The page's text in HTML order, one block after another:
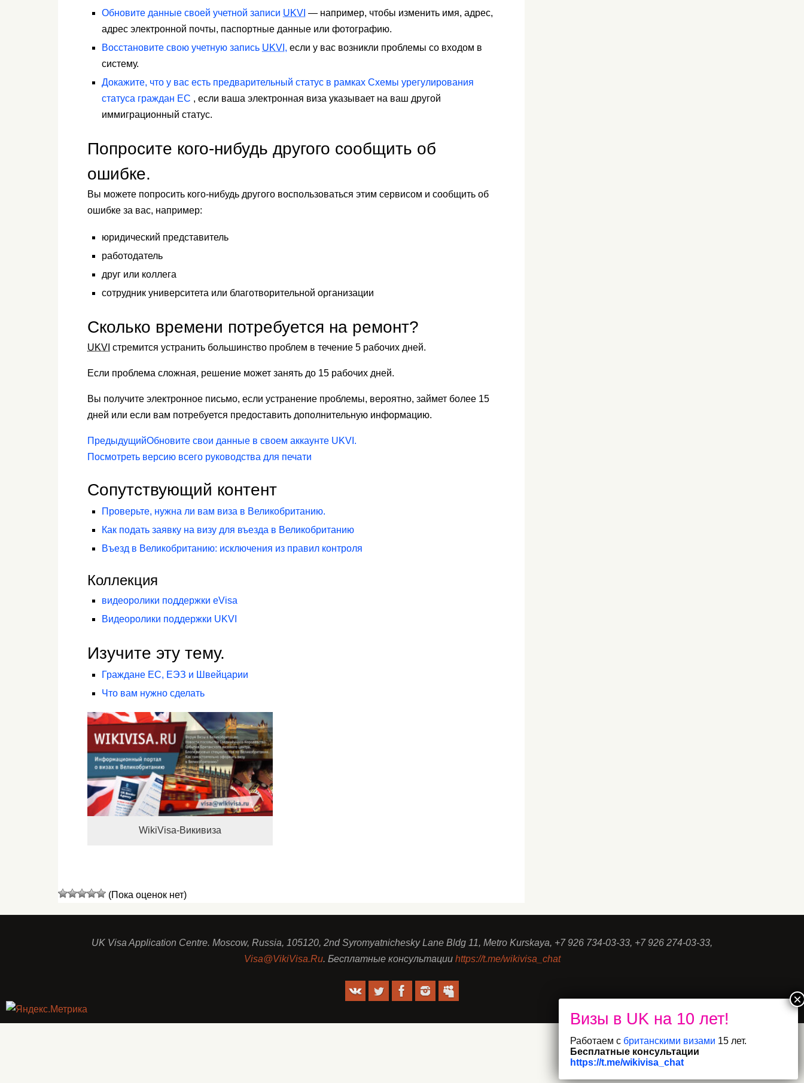
Обновите данные своей учетной записи UKVI — например, чтобы изменить имя, адрес,
адрес электронной почты, паспортные данные или фотографию.
Восстановите свою учетную запись UKVI, если у вас возникли проблемы со входом в
систему.
Докажите, что у вас есть предварительный статус в рамках Схемы урегулирования
статуса граждан ЕС , если ваша электронная виза указывает на ваш другой
иммиграционный статус.
Попросите кого-нибудь другого сообщить об
ошибке.
Вы можете попросить кого-нибудь другого воспользоваться этим сервисом и сообщить об
ошибке за вас, например:
юридический представитель
работодатель
друг или коллега
сотрудник университета или благотворительной организации
Сколько времени потребуется на ремонт?
UKVI стремится устранить большинство проблем в течение 5 рабочих дней.
Если проблема сложная, решение может занять до 15 рабочих дней.
Вы получите электронное письмо, если устранение проблемы, вероятно, займет более 15
дней или если вам потребуется предоставить дополнительную информацию.
ПредыдущийОбновите свои данные в своем аккаунте UKVI.
Посмотреть версию всего руководства для печати
Сопутствующий контент
Проверьте, нужна ли вам виза в Великобританию.
Как подать заявку на визу для въезда в Великобританию
Въезд в Великобританию: исключения из правил контроля
Коллекция
видеоролики поддержки eVisa
Видеоролики поддержки UKVI
Изучите эту тему.
Граждане ЕС, ЕЭЗ и Швейцарии
Что вам нужно сделать
WikiVisa-Викивиза
(Пока оценок нет)
UK Visa Application Centre. Moscow, Russia, 105120, 2nd Syromyatnichesky Lane Bldg 11, Metro Kurskaya, +7 926 734-03-33, +7 926 274-03-33,
Visa@VikiVisa.Ru. Бесплатные консультации https://t.me/wikivisa_chat
Работаем с британскими визами 15 лет.
Бесплатные консультации
https://t.me/wikivisa_chat